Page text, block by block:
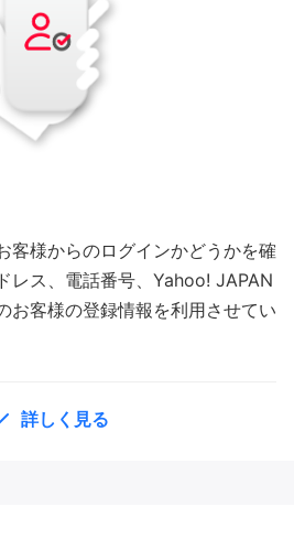
客様からのログインかどうかを確
レス、電話番号、Yahoo! JAPAN
お客様の登録情報を利用させてい
詳しく見る